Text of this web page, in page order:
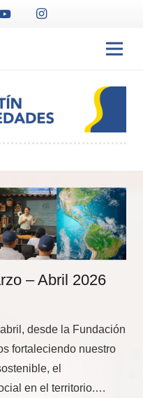
– Abril 2026
desde la Fundación
fortaleciendo nuestro
el
en el territorio.…